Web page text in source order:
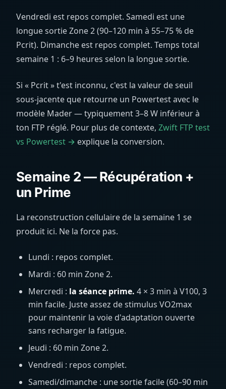
Vendredi est repos complet. Samedi est une
longue sortie Zone 2 (90–120 min à 55–75 % de
Pcrit). Dimanche est repos complet. Temps total
semaine 1 : 6–9 heures selon la longue sortie.
Si « Pcrit » t'est inconnu, c'est la valeur de seuil
sous-jacente que retourne un Powertest avec le
modèle Mader — typiquement 3–8 W inférieur à
ton FTP réglé. Pour plus de contexte, Zwift FTP test
vs Powertest → explique la conversion.
Semaine 2 — Récupération +
un Prime
La reconstruction cellulaire de la semaine 1 se
produit ici. Ne la force pas.
Lundi : repos complet.
Mardi : 60 min Zone 2.
Mercredi : la séance prime. 4 × 3 min à V100, 3
min facile. Juste assez de stimulus VO2max
pour maintenir la voie d'adaptation ouverte
sans recharger la fatigue.
Jeudi : 60 min Zone 2.
Vendredi : repos complet.
Samedi/dimanche : une sortie facile (60–90 min